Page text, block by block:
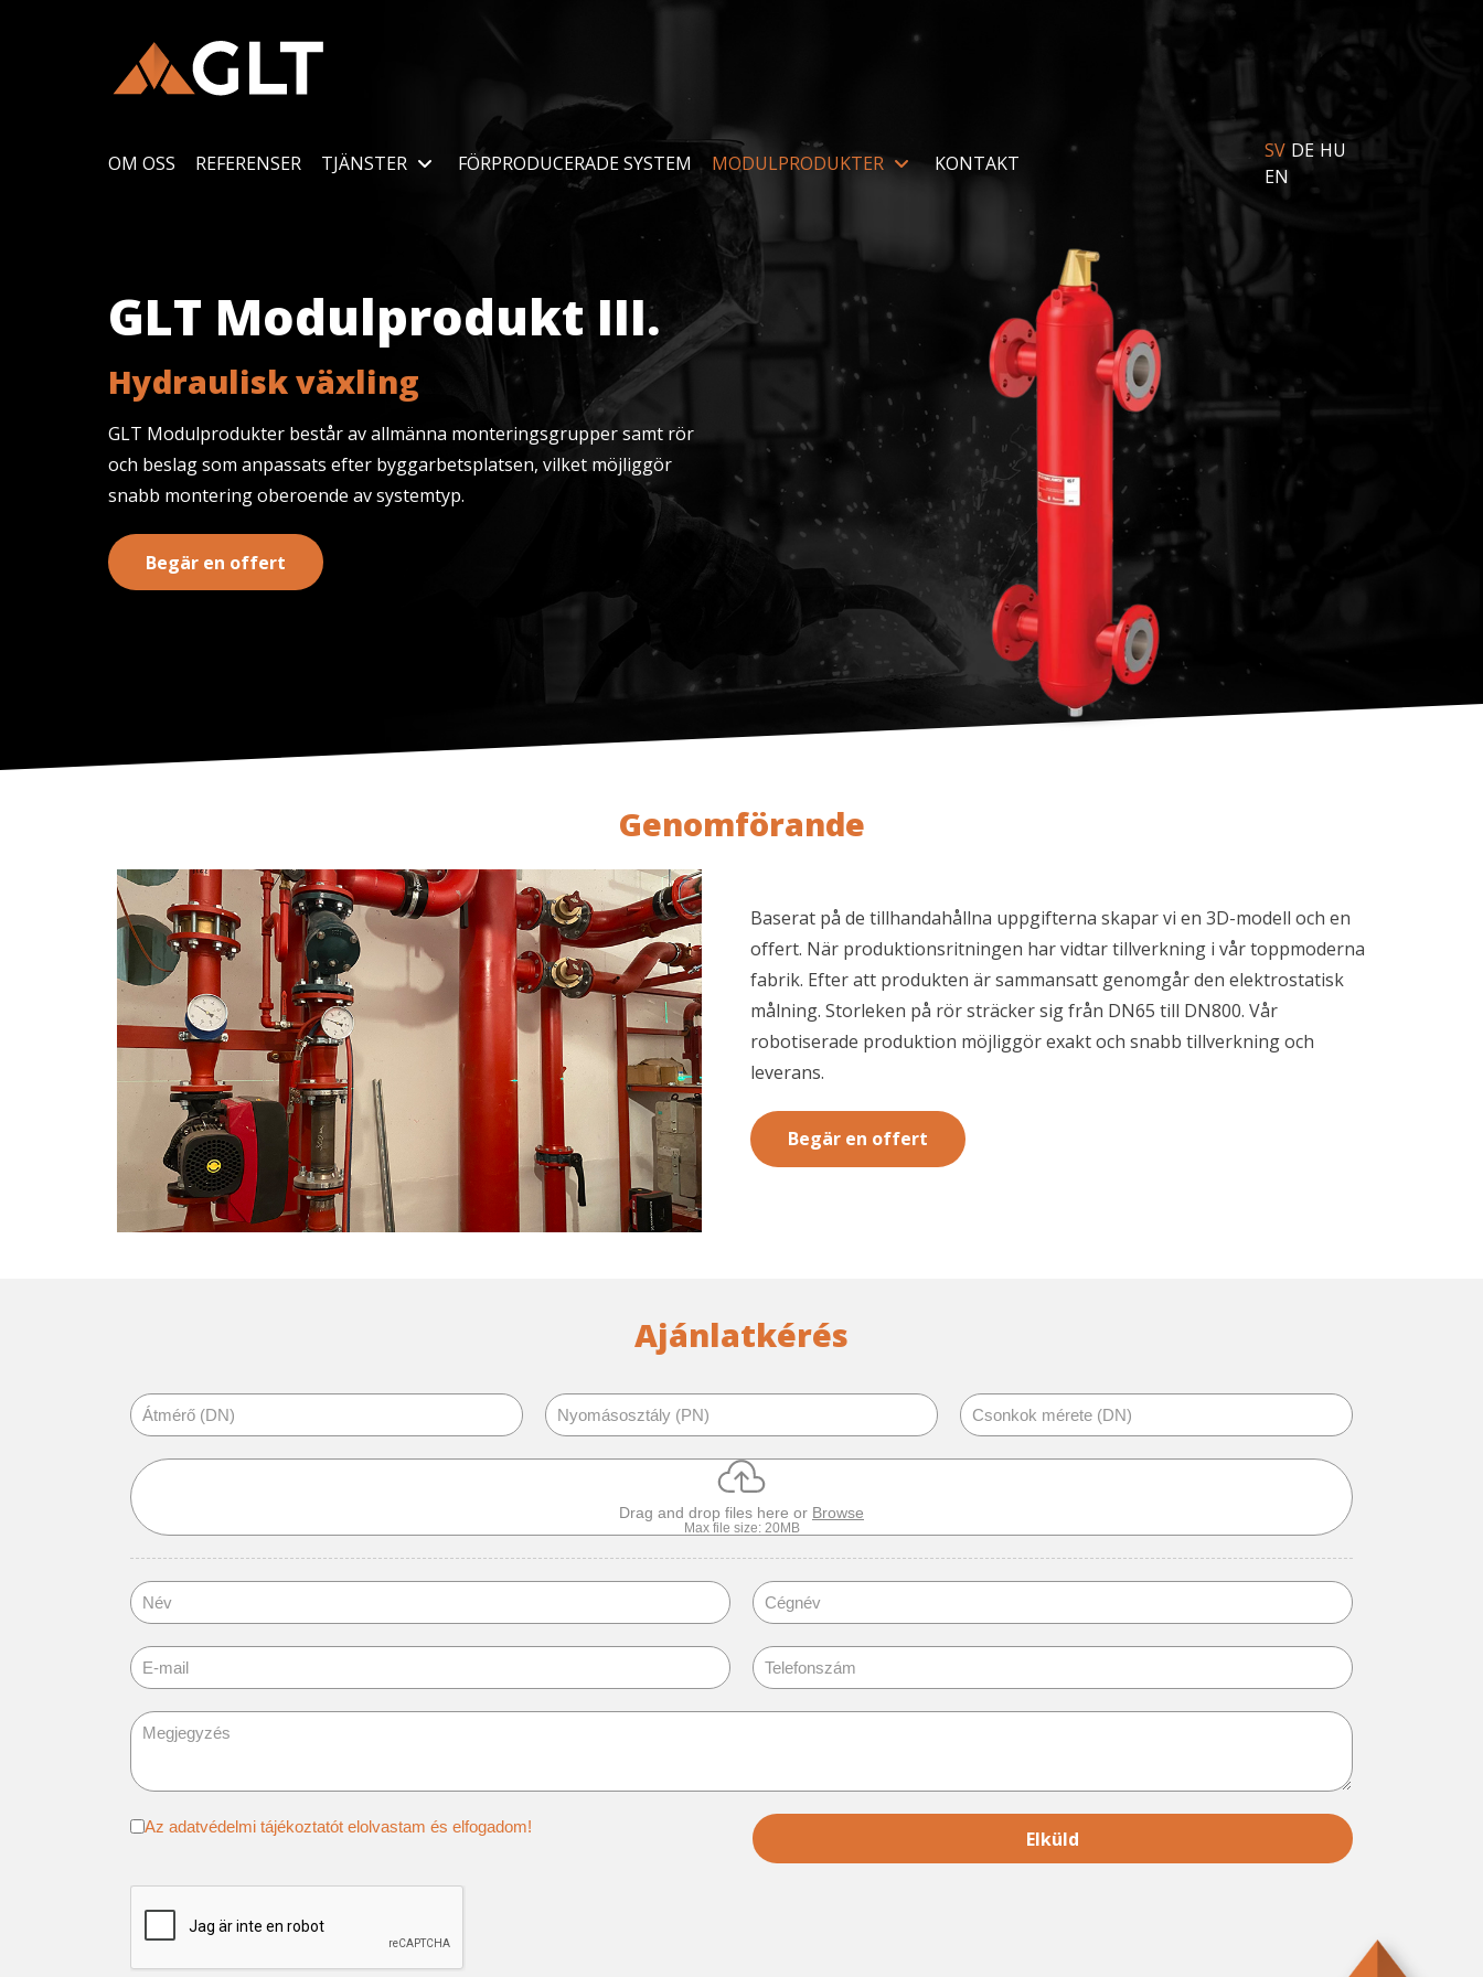
OM OSS REFERENSER TJÄNSTER FÖRPRODUCERADE SYSTEM MODULPRODUKTER KONTAKT
SV DEHU
EN
GLT Modulprodukt III.
Hydraulisk växling
GLT Modulprodukter består av allmänna monteringsgrupper samt rör
och beslag som anpassats efter byggarbetsplatsen, vilket möjliggör
snabb montering oberoende av systemtyp.
Begär en offert
Genomförande
Baserat på de tillhandahållna uppgifterna skapar vi en 3D-modell och en
offert. När produktionsritningen har vidtar tillverkning i vår toppmoderna
fabrik. Efter att produkten är sammansatt genomgår den elektrostatisk
målning. Storleken på rör sträcker sig från DN65 till DN800. Vår
robotiserade produktion möjliggör exakt och snabb tillverkning och
leverans.
Begär en offert
Ajánlatkérés
Drag and drop files here or Browse
Max file size: 20MB
Adatvédelem* Az adatvédelmi tájékoztatót elolvastam és elfogadom!
Elküld